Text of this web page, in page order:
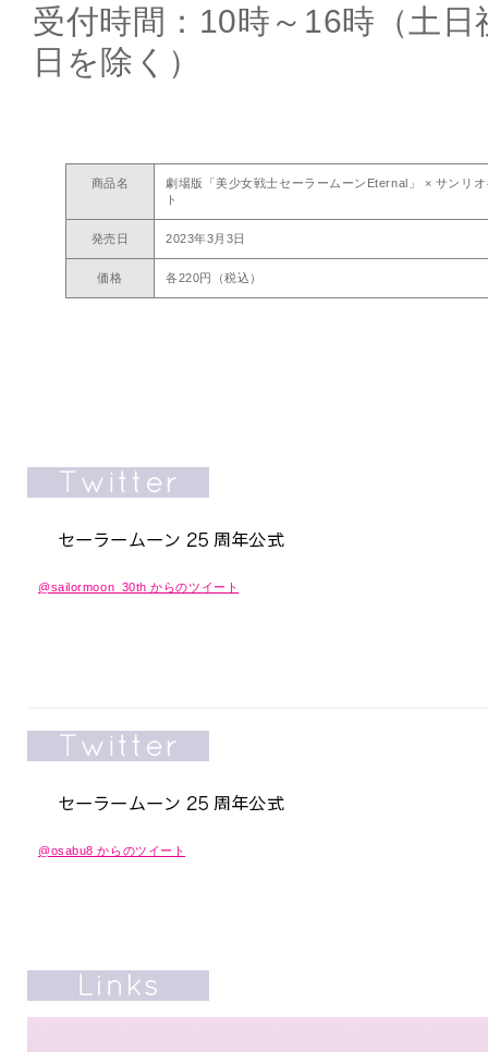
受付時間：10時～16時（土
日を除く）
商品名
劇場版「美少女戦士セーラームーンEternal」 × サンリ
ト
発売日 2023年3月3日
価格 各220円（税込）
@sailormoon_30th からのツイート
@osabu8 からのツイート